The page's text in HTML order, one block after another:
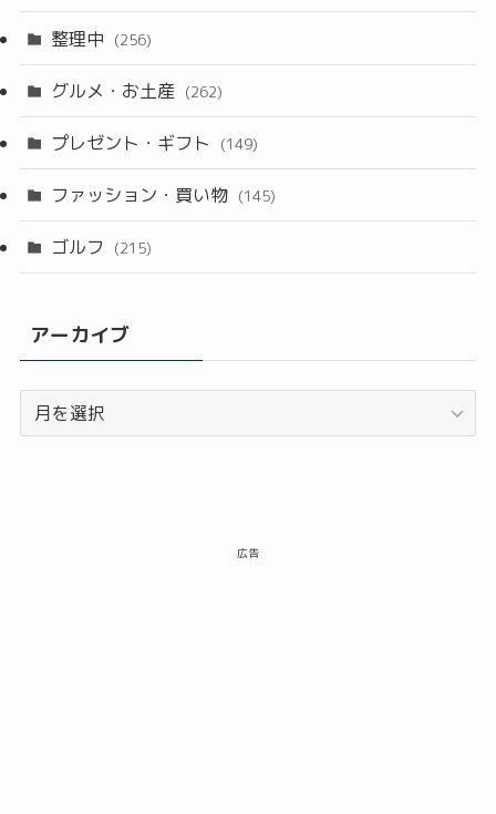
整理中 (256)
グルメ・お土産 (262)
プレゼント・ギフト (149)
ファッション・買い物 (145)
ゴルフ (215)
アーカイブ
ー
広告